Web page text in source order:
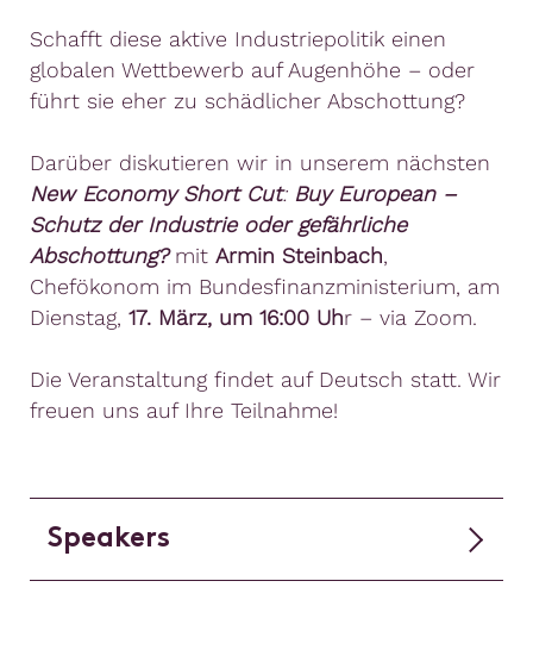
Schafft diese aktive Industriepolitik einen
globalen Wettbewerb auf Augenhöhe – oder
führt sie eher zu schädlicher Abschottung?
Darüber diskutieren wir in unserem nächsten
New Economy Short Cut: Buy European –
Schutz der Industrie oder gefährliche
Abschottung?mit Armin Steinbach,
Chefökonom im Bundesfinanzministerium, am
Dienstag, 17. März, um 16:00 Uhr – via Zoom.
Die Veranstaltung findet auf Deutsch statt. Wir
freuen uns auf Ihre Teilnahme!
Speakers